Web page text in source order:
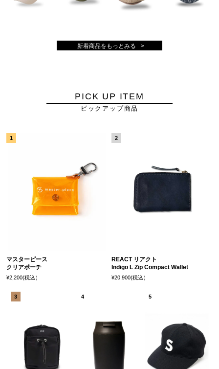
新着商品をもっとみる
PICK UP ITEM
ピックアップ商品
マスターピース
クリアポーチ
¥2,200(税込）
REACT リアクト
Indigo L Zip Compact Wallet
¥20,900(税込）